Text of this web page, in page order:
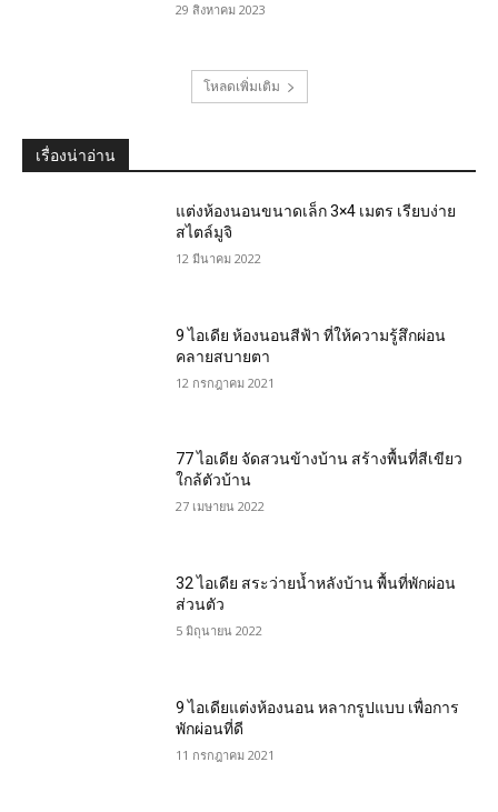
29 สิงหาคม 2023
โหลดเพิ่มเติม
เรื่องน่าอ่าน
แต่งห้องนอนขนาดเล็ก 3×4 เมตร เรียบง่าย
สไตล์มูจิ
12 มีนาคม 2022
9 ไอเดีย ห้องนอนสีฟ้า ที่ให้ความรู้สึกผ่อน
คลายสบายตา
12 กรกฎาคม 2021
77 ไอเดีย จัดสวนข้างบ้าน สร้างพื้นที่สีเขียว
ใกล้ตัวบ้าน
27 เมษายน 2022
32 ไอเดีย สระว่ายน้ำหลังบ้าน พื้นที่พักผ่อน
ส่วนตัว
5 มิถุนายน 2022
9 ไอเดียแต่งห้องนอน หลากรูปแบบ เพื่อการ
พักผ่อนที่ดี
11 กรกฎาคม 2021